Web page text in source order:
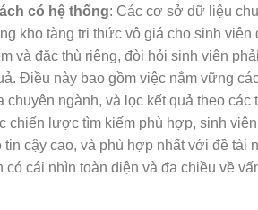
có hệ thống: Các cơ sở dữ liệu
kho tàng tri thức vô giá cho sinh viên
và đặc thù riêng, đòi hỏi sinh viên
Điều này bao gồm việc nắm vững
ngành, và lọc kết quả theo các
chiến lược tìm kiếm phù hợp, sinh
cậy cao, và phù hợp nhất với đề tài
cái nhìn toàn diện và đa chiều về